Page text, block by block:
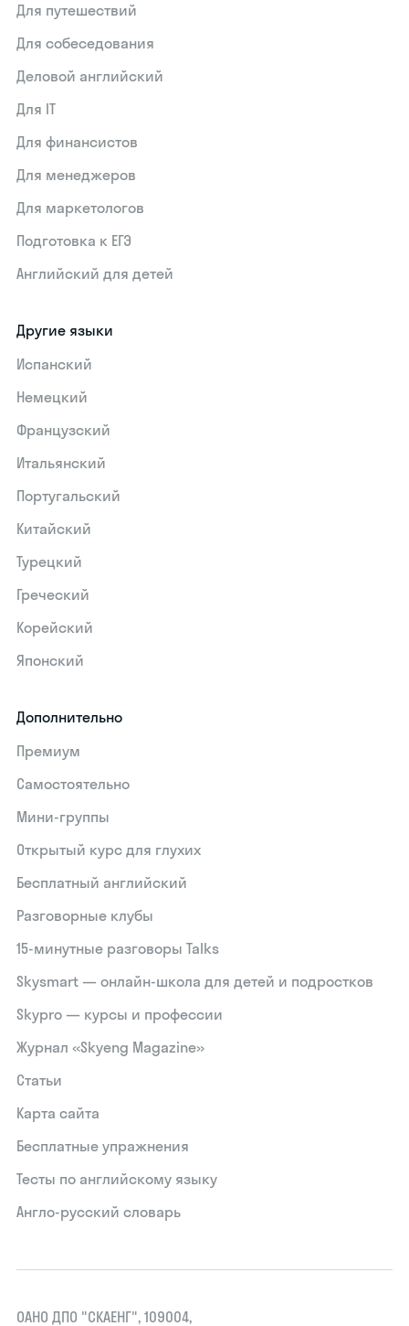
Для путешествий
Для собеседования
Деловой английский
Для IT
Для финансистов
Для менеджеров
Для маркетологов
Подготовка к ЕГЭ
Английский для детей
Другие языки
Испанский
Немецкий
Французский
Итальянский
Португальский
Китайский
Турецкий
Греческий
Корейский
Японский
Дополнительно
Премиум
Самостоятельно
Мини-группы
Открытый курс для глухих
Бесплатный английский
Разговорные клубы
15‑минутные разговоры Talks
Skysmart — онлайн-школа для детей и подростков
Skypro — курсы и профессии
Журнал «Skyeng Magazine»
Статьи
Карта сайта
Бесплатные упражнения
Тесты по английскому языку
Англо-русский словарь
ОАНО ДПО "СКАЕНГ", 109004,